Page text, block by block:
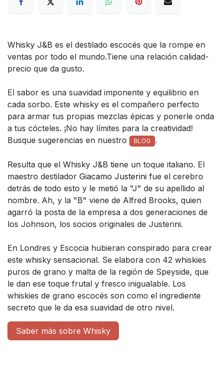
Whisky J&B es el destilado escocés que la rompe en
ventas por todo el mundo.Tiene una relación calidad-
precio que da gusto.
El sabor es una suavidad imponente y equilibrio en
cada sorbo. Este whisky es el compañero perfecto
para armar tus propias mezclas épicas y ponerle onda
a tus cócteles. ¡No hay límites para la creatividad!
Busque sugerencias en nuestro
BLOG .
Resulta que el Whisky J&B tiene un toque italiano. El
maestro destilador Giacamo Justerini fue el cerebro
detrás de todo esto y le metió la "J" de su apellido al
nombre. Ah, y la "B" viene de Alfred Brooks, quien
agarró la posta de la empresa a dos generaciones de
los Johnson, los socios originales de Justerini.
En Londres y Escocia hubieran conspirado para crear
este whisky sensacional. Se elabora con 42 whiskies
puros de grano y malta de la región de Speyside, que
le dan ese toque frutal y fresco inigualable. Los
whiskies de grano escocés son como el ingrediente
secreto que le da esa suavidad de otro nivel.
Saber más sobre Whisky